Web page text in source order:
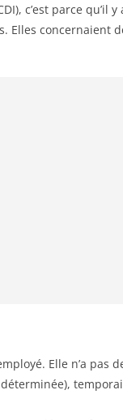
c’est parce qu’il y
Elles concernaient
Elle n’a pas